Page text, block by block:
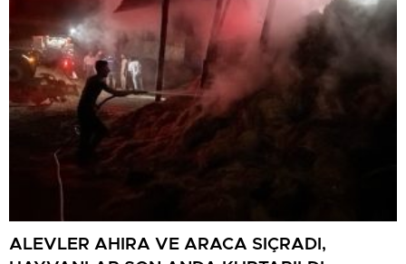
ALEVLER AHIRA VE ARACA SIÇRADI,